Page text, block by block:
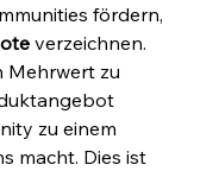
fördern,
verzeichnen.
Mehrwert zu
zu einem
macht. Dies ist